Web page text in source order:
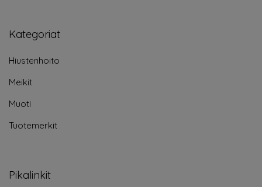
Kategoriat
Hiustenhoito
Meikit
Muoti
Tuotemerkit
Pikalinkit